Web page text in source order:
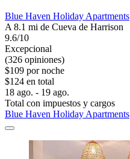
Blue Haven Holiday Apartments
A 8.1 mi de Cueva de Harrison
9.6/10
Excepcional
(326 opiniones)
$109 por noche
$124 en total
18 ago. - 19 ago.
Total con impuestos y cargos
Blue Haven Holiday Apartments